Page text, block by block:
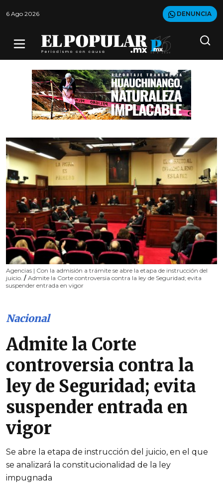
6 Ago 2026 DENUNCIA
Agencias | Con la admisión a trámite se abre la etapa de instrucción del
juicio. / Admite la Corte controversia contra la ley de Seguridad; evita
suspender entrada en vigor
Nacional
Admite la Corte
controversia contra la
ley de Seguridad; evita
suspender entrada en
vigor
Se abre la etapa de instrucción del juicio, en el que
se analizará la constitucionalidad de la ley
impugnada